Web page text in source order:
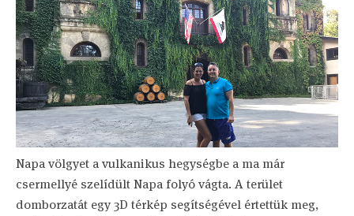
Napa völgyet a vulkanikus hegységbe a ma már
csermellyé szelídült Napa folyó vágta. A terület
domborzatát egy 3D térkép segítségével értettük meg,